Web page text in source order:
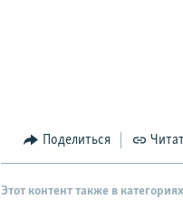
Поделиться
Этот контент также в категориях